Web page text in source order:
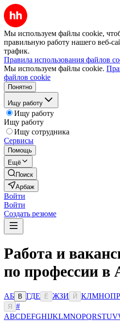
Мы используем файлы cookie,
правильную работу нашего веб-
трафик.
Правила использования файлов
Мы используем файлы cookie.
файлов cookie
Понятно
Ищу работу
Ищу работу
Ищу работу
Ищу сотрудника
Сервисы
Помощь
Ещё
Поиск
Арбаж
Войти
Войти
Создать резюме
Работа и
по профессии в
АБ В ГДЕ Ё ЖЗИ Й КЛМНОПР
Я
#
ABCDEFGHIJKLMNOPQRSTUV